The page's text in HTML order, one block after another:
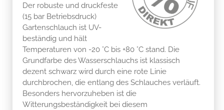
Der robuste und druckfeste
(15 bar Betriebsdruck)
Gartenschlauch ist UV-
beständig und hält
Temperaturen von -20 °C bis +80 °C stand. Die
Grundfarbe des Wasserschlauchs ist klassisch
dezent schwarz wird durch eine rote Linie
durchbrochen, die entlang des Schlauches verläuft.
Besonders hervorzuheben ist die
Witterungsbeständigkeit bei diesem